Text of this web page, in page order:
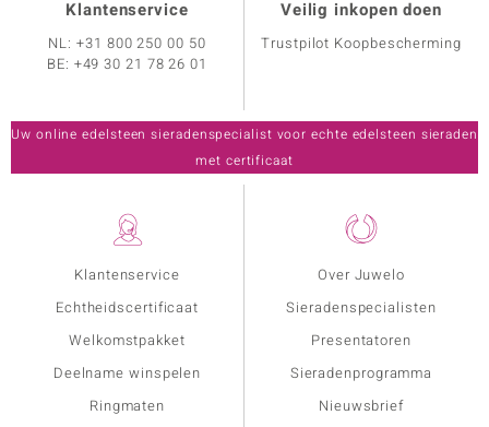
Klantenservice
Echtheidscertificaat
Welkomstpakket
Deelname winspelen
Ringmaten
Over Juwelo
Sieradenspecialisten
Presentatoren
Sieradenprogramma
Nieuwsbrief
Klantenservice
NL:+31 800 250 00 50
BE: +49 30 21 78 26 01
Veilig inkopen doen
Trustpilot Koopbescherming
Uw online edelsteen sieradenspecialist voor echte edelsteen sieraden
met certificaat